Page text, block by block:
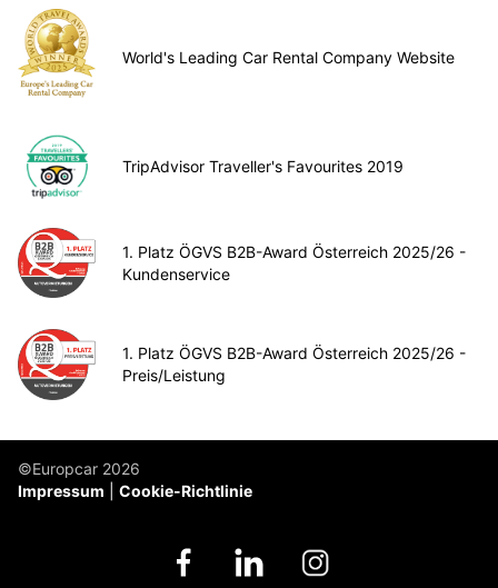
World's Leading Car Rental Company Website
TripAdvisor Traveller's Favourites 2019
1. Platz ÖGVS B2B-Award Österreich 2025/26 -
Kundenservice
1. Platz ÖGVS B2B-Award Österreich 2025/26 -
Preis/Leistung
©Europcar 2026
Impressum
Cookie-Richtlinie